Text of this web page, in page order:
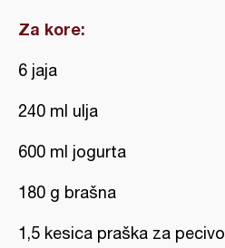
Za kore:
6 jaja
240 ml ulja
600 ml jogurta
180 g brašna
1,5 kesica praška za pecivo